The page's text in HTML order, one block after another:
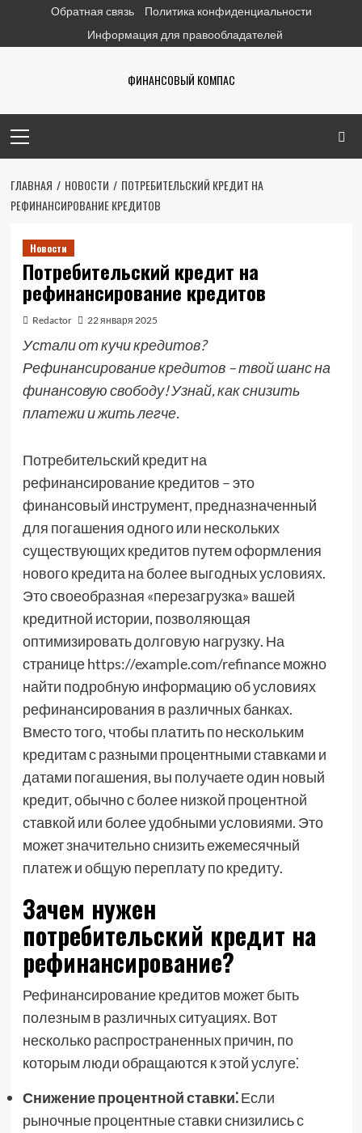
содержимому
Обратная связь
Политика конфиденциальности
Информация для правообладателей
ФИНАНСОВЫЙ КОМПАС
меню
ГЛАВНАЯ НОВОСТИ
ПОТРЕБИТЕЛЬСКИЙ КРЕДИТ НА
РЕФИНАНСИРОВАНИЕ КРЕДИТОВ
Новости
Потребительский кредит на
рефинансирование кредитов
Redactor 22 января 2025
Устали от кучи кредитов?
Рефинансирование кредитов – твой шанс на
финансовую свободу! Узнай, как снизить
платежи и жить легче.
Потребительский кредит на
рефинансирование кредитов – это
финансовый инструмент, предназначенный
для погашения одного или нескольких
существующих кредитов путем оформления
нового кредита на более выгодных условиях.
Это своеобразная «перезагрузка» вашей
кредитной истории, позволяющая
оптимизировать долговую нагрузку. На
странице https://example.com/refinance можно
найти подробную информацию об условиях
рефинансирования в различных банках.
Вместо того, чтобы платить по нескольким
кредитам с разными процентными ставками и
датами погашения, вы получаете один новый
кредит, обычно с более низкой процентной
ставкой или более удобными условиями. Это
может значительно снизить ежемесячный
платеж и общую переплату по кредиту.
Зачем нужен
потребительский кредит на
рефинансирование?
Рефинансирование кредитов может быть
полезным в различных ситуациях. Вот
несколько распространенных причин, по
которым люди обращаются к этой услуге⁚
Снижение процентной ставки⁚Если
рыночные процентные ставки снизились с